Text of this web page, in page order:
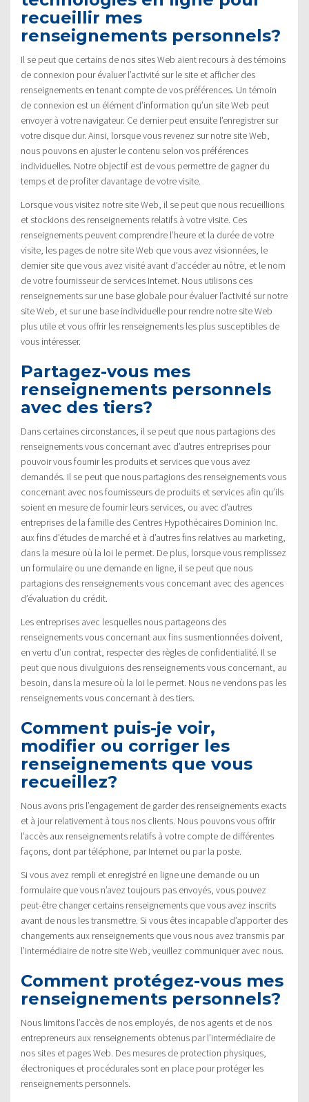
recueillir mes
renseignements personnels?
Il se peut que certains de nos sites Web aient recours à des témoins
de connexion pour évaluer l’activité sur le site et afficher des
renseignements en tenant compte de vos préférences. Un témoin
de connexion est un élément d’information qu’un site Web peut
envoyer à votre navigateur. Ce dernier peut ensuite l’enregistrer sur
votre disque dur. Ainsi, lorsque vous revenez sur notre site Web,
nous pouvons en ajuster le contenu selon vos préférences
individuelles. Notre objectif est de vous permettre de gagner du
temps et de profiter davantage de votre visite.
Lorsque vous visitez notre site Web, il se peut que nous recueillions
et stockions des renseignements relatifs à votre visite. Ces
renseignements peuvent comprendre l’heure et la durée de votre
visite, les pages de notre site Web que vous avez visionnées, le
dernier site que vous avez visité avant d’accéder au nôtre, et le nom
de votre fournisseur de services Internet. Nous utilisons ces
renseignements sur une base globale pour évaluer l’activité sur notre
site Web, et sur une base individuelle pour rendre notre site Web
plus utile et vous offrir les renseignements les plus susceptibles de
vous intéresser.
Partagez-vous mes
renseignements personnels
avec des tiers?
Dans certaines circonstances, il se peut que nous partagions des
renseignements vous concernant avec d’autres entreprises pour
pouvoir vous fournir les produits et services que vous avez
demandés. Il se peut que nous partagions des renseignements vous
concernant avec nos fournisseurs de produits et services afin qu’ils
soient en mesure de fournir leurs services, ou avec d’autres
entreprises de la famille des Centres Hypothécaires Dominion Inc.
aux fins d’études de marché et à d’autres fins relatives au marketing,
dans la mesure où la loi le permet. De plus, lorsque vous remplissez
un formulaire ou une demande en ligne, il se peut que nous
partagions des renseignements vous concernant avec des agences
d’évaluation du crédit.
Les entreprises avec lesquelles nous partageons des
renseignements vous concernant aux fins susmentionnées doivent,
en vertu d’un contrat, respecter des règles de confidentialité. Il se
peut que nous divulguions des renseignements vous concernant, au
besoin, dans la mesure où la loi le permet. Nous ne vendons pas les
renseignements vous concernant à des tiers.
Comment puis-je voir,
modifier ou corriger les
renseignements que vous
recueillez?
Nous avons pris l’engagement de garder des renseignements exacts
et à jour relativement à tous nos clients. Nous pouvons vous offrir
l’accès aux renseignements relatifs à votre compte de différentes
façons, dont par téléphone, par Internet ou par la poste.
Si vous avez rempli et enregistré en ligne une demande ou un
formulaire que vous n’avez toujours pas envoyés, vous pouvez
peut-être changer certains renseignements que vous avez inscrits
avant de nous les transmettre. Si vous êtes incapable d’apporter des
changements aux renseignements que vous nous avez transmis par
l’intermédiaire de notre site Web, veuillez communiquer avec nous.
Comment protégez-vous mes
renseignements personnels?
Nous limitons l’accès de nos employés, de nos agents et de nos
entrepreneurs aux renseignements obtenus par l’intermédiaire de
nos sites et pages Web. Des mesures de protection physiques,
électroniques et procédurales sont en place pour protéger les
renseignements personnels.